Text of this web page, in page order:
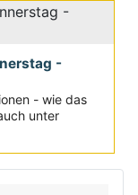
-
- wie das
unter